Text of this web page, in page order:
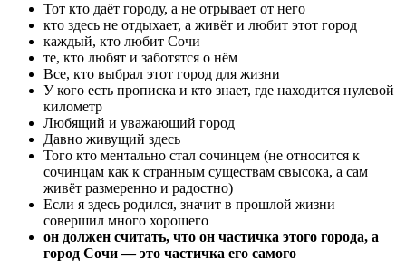
Тот кто даёт городу, а не отрывает от него
кто здесь не отдыхает, а живёт и любит этот город
каждый, кто любит Сочи
те, кто любят и заботятся о нём
Все, кто выбрал этот город для жизни
У кого есть прописка и кто знает, где находится нулевой
километр
Любящий и уважающий город
Давно живущий здесь
Того кто ментально стал сочинцем (не относится к
сочинцам как к странным существам свысока, а сам
живёт размеренно и радостно)
Если я здесь родился, значит в прошлой жизни
совершил много хорошего
он должен считать, что он частичка этого города, а
город Сочи — это частичка его самого